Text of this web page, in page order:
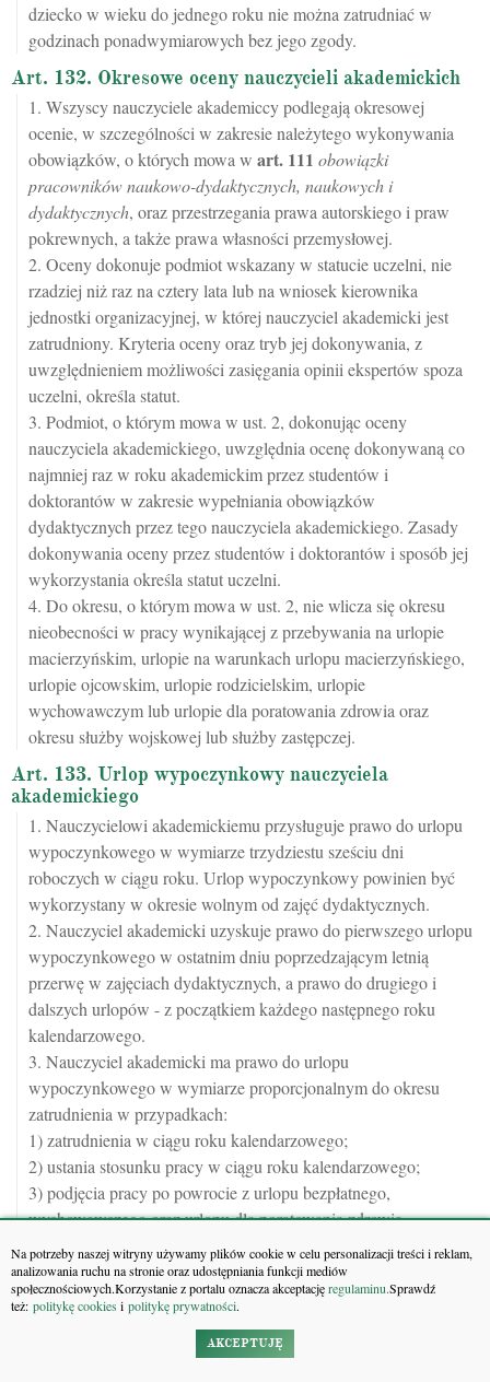
Na potrzeby naszej witryny używamy plików cookie w celu personalizacji treści i reklam,
analizowania ruchu na stronie oraz udostępniania funkcji mediów
społecznościowych.Korzystanie z portalu oznacza akceptacjęregulaminu.Sprawdź
też: politykę cookiesi politykę prywatności.
AKCEPTUJĘ
dziecko w wieku do jednego roku nie można zatrudniać w
godzinach ponadwymiarowych bez jego zgody.
Art. 132. Okresowe oceny nauczycieli akademickich
1. Wszyscy nauczyciele akademiccy podlegają okresowej
ocenie, w szczególności w zakresie należytego wykonywania
obowiązków, o których mowa w art. 111 obowiązki
pracowników naukowo-dydaktycznych, naukowych i
dydaktycznych, oraz przestrzegania prawa autorskiego i praw
pokrewnych, a także prawa własności przemysłowej.
2. Oceny dokonuje podmiot wskazany w statucie uczelni, nie
rzadziej niż raz na cztery lata lub na wniosek kierownika
jednostki organizacyjnej, w której nauczyciel akademicki jest
zatrudniony. Kryteria oceny oraz tryb jej dokonywania, z
uwzględnieniem możliwości zasięgania opinii ekspertów spoza
uczelni, określa statut.
3. Podmiot, o którym mowa w ust. 2, dokonując oceny
nauczyciela akademickiego, uwzględnia ocenę dokonywaną co
najmniej raz w roku akademickim przez studentów i
doktorantów w zakresie wypełniania obowiązków
dydaktycznych przez tego nauczyciela akademickiego. Zasady
dokonywania oceny przez studentów i doktorantów i sposób jej
wykorzystania określa statut uczelni.
4. Do okresu, o którym mowa w ust. 2, nie wlicza się okresu
nieobecności w pracy wynikającej z przebywania na urlopie
macierzyńskim, urlopie na warunkach urlopu macierzyńskiego,
urlopie ojcowskim, urlopie rodzicielskim, urlopie
wychowawczym lub urlopie dla poratowania zdrowia oraz
okresu służby wojskowej lub służby zastępczej.
Art. 133. Urlop wypoczynkowy nauczyciela
akademickiego
1. Nauczycielowi akademickiemu przysługuje prawo do urlopu
wypoczynkowego w wymiarze trzydziestu sześciu dni
roboczych w ciągu roku. Urlop wypoczynkowy powinien być
wykorzystany w okresie wolnym od zajęć dydaktycznych.
2. Nauczyciel akademicki uzyskuje prawo do pierwszego urlopu
wypoczynkowego w ostatnim dniu poprzedzającym letnią
przerwę w zajęciach dydaktycznych, a prawo do drugiego i
dalszych urlopów - z początkiem każdego następnego roku
kalendarzowego.
3. Nauczyciel akademicki ma prawo do urlopu
wypoczynkowego w wymiarze proporcjonalnym do okresu
zatrudnienia w przypadkach:
1) zatrudnienia w ciągu roku kalendarzowego;
2) ustania stosunku pracy w ciągu roku kalendarzowego;
3) podjęcia pracy po powrocie z urlopu bezpłatnego,
wychowawczego oraz urlopu dla poratowania zdrowia.
4. Nauczyciel akademicki zatrudniony w niepełnym wymiarze
czasu pracy ma prawo do urlopu wypoczynkowego w wymiarze
proporcjonalnym do wymiaru zatrudnienia.
powodu rozwiązania lub wygaśnięcia stosunku pracy